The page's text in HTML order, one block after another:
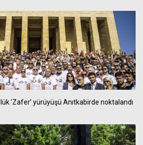
’Zafer’ yürüyüşü Anıtkabirde noktalandı